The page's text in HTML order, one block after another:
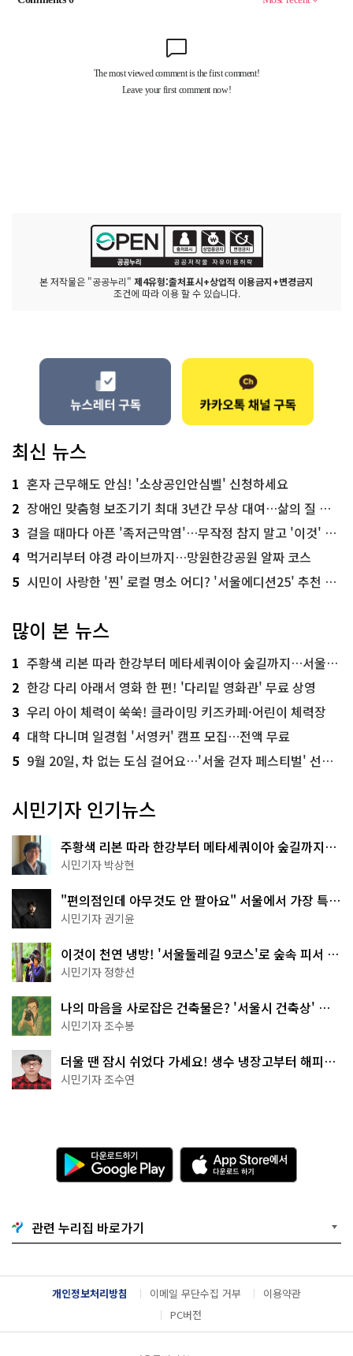
본 저작물은 "공공누리" 제4유형:출처표시+상업적 이용금지+변경금지
조건에 따라 이용 할 수 있습니다.
최신 뉴스
1 혼자 근무해도 안심! '소상공인안심벨' 신청하세요
2 장애인 맞춤형 보조기기 최대 3년간 무상 대여…삶의 질 높인다
3 걸을 때마다 아픈 '족저근막염'…무작정 참지 말고 '이것' 해보세요!
4 먹거리부터 야경 라이브까지…망원한강공원 알짜 코스
5 시민이 사랑한 '찐' 로컬 명소 어디? '서울에디션25' 추천 코스
많이 본 뉴스
1 주황색 리본 따라 한강부터 메타세쿼이아 숲길까지…서울둘레길 15코스
2 한강 다리 아래서 영화 한 편! '다리밑 영화관' 무료 상영
3 우리 아이 체력이 쑥쑥! 클라이밍 키즈카페·어린이 체력장
4 대학 다니며 일경험 '서영커' 캠프 모집…전액 무료
5 9월 20일, 차 없는 도심 걸어요…'서울 걷자 페스티벌' 선착순 5천명
시민기자 인기뉴스
주황색 리본 따라 한강부터 메타세쿼이아 숲길까지…
서울둘레길 15코스
시민기자 박상현
"편의점인데 아무것도 안 팔아요" 서울에서 가장 특별
한 편의점의 정체
시민기자 권기윤
이것이 천연 냉방! '서울둘레길 9코스'로 숲속 피서 떠
나볼까
시민기자 정향선
나의 마음을 사로잡은 건축물은? '서울시 건축상' 수
상작 공개!
시민기자 조수봉
더울 땐 잠시 쉬었다 가세요! 생수 냉장고부터 해피소
·무더위쉼터까지
시민기자 조수연
다
운
로
기
G
o
g
l
e
A
p
p
e
서
다
운
관련 누리집 바로가기
개인정보처리방침 이메일 무단수집 거부
이용약관
PC버전